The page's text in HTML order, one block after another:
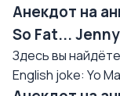
Анекдот на
So Fat...
Здесь вы
English joke: Yo